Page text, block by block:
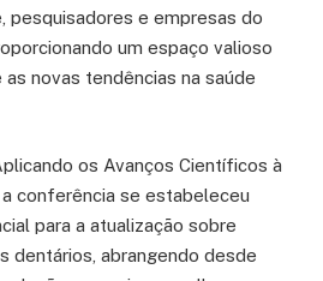
pesquisadores e empresas do
um espaço valioso
novas tendências na saúde
os Avanços Científicos à
a conferência se estabeleceu
para a atualização sobre
dentários, abrangendo desde